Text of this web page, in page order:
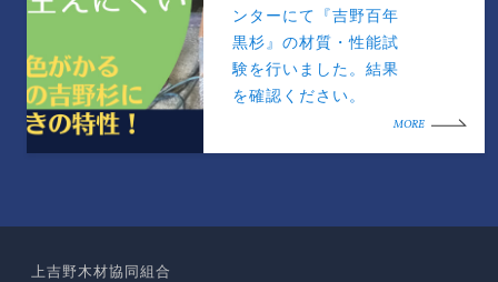
ンターにて『吉野百年
黒杉』の材質・性能試
験を行いました。結果
を確認ください。
MORE
上吉野木材協同組合